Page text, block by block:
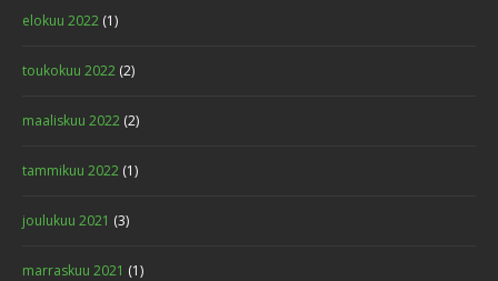
Advertisements
elokuu 2022 (1)
toukokuu 2022 (2)
maaliskuu 2022 (2)
tammikuu 2022 (1)
joulukuu 2021 (3)
marraskuu 2021 (1)